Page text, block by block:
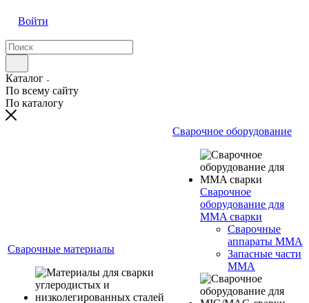
Войти
Каталог
По всему сайту
По каталогу
Сварочные материалы
Сварочное оборудование
Сварочное
оборудование для
MMA сварки
Сварочные
аппараты MMA
Запасные части
MMA